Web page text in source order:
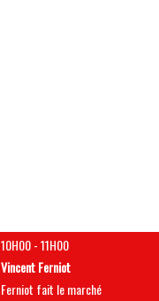
10H00-11H00
Vincent Ferniot
Ferniot fait le marché